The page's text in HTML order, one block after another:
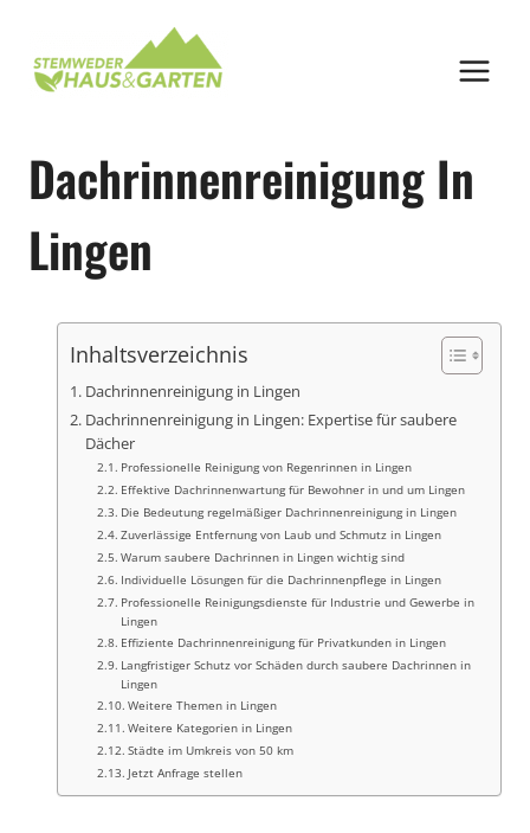
springen
Dachrinnenreinigung In
Lingen
Inhaltsverzeichnis
Dachrinnenreinigung in Lingen
Dachrinnenreinigung in Lingen: Expertise für saubere
Dächer
Professionelle Reinigung von Regenrinnen in Lingen
Effektive Dachrinnenwartung für Bewohner in und um Lingen
Die Bedeutung regelmäßiger Dachrinnenreinigung in Lingen
Zuverlässige Entfernung von Laub und Schmutz in Lingen
Warum saubere Dachrinnen in Lingen wichtig sind
Individuelle Lösungen für die Dachrinnenpflege in Lingen
Professionelle Reinigungsdienste für Industrie und Gewerbe in
Lingen
Effiziente Dachrinnenreinigung für Privatkunden in Lingen
Langfristiger Schutz vor Schäden durch saubere Dachrinnen in
Lingen
Weitere Themen in Lingen
Weitere Kategorien in Lingen
Städte im Umkreis von 50 km
Jetzt Anfrage stellen